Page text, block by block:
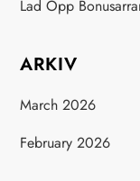
Lad Opp
ARKIV
March 2026
February 2026